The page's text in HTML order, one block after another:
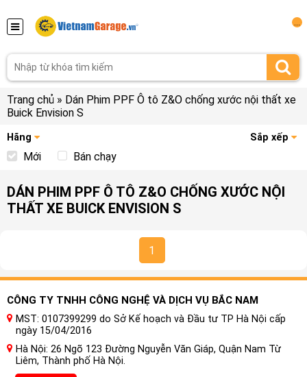
Trang chủ » Dán Phim PPF Ô tô Z&O chống xước nội thất xe
Buick Envision S
Hãng Sắp xếp
Mới Bán chạy
DÁN PHIM PPF Ô TÔ Z&O CHỐNG XƯỚC NỘI
THẤT XE BUICK ENVISION S
1
CÔNG TY TNHH CÔNG NGHỆ VÀ DỊCH VỤ BẮC NAM
MST: 0107399299 do Sở Kế hoạch và Đầu tư TP Hà Nội cấp
ngày 15/04/2016
Hà Nội: 26 Ngõ 123 Đường Nguyễn Văn Giáp, Quận Nam Từ
Liêm, Thành phố Hà Nội.